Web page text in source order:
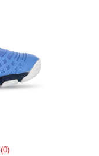
(0)